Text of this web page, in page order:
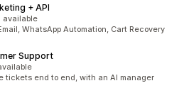
+ API
available
WhatsApp Automation, Cart Recovery
Support
tickets end to end, with an AI manager